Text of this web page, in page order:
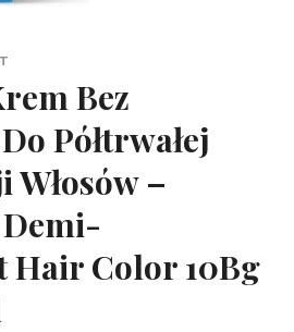
Bez
Półtrwałej
–
Hair Color 10Bg